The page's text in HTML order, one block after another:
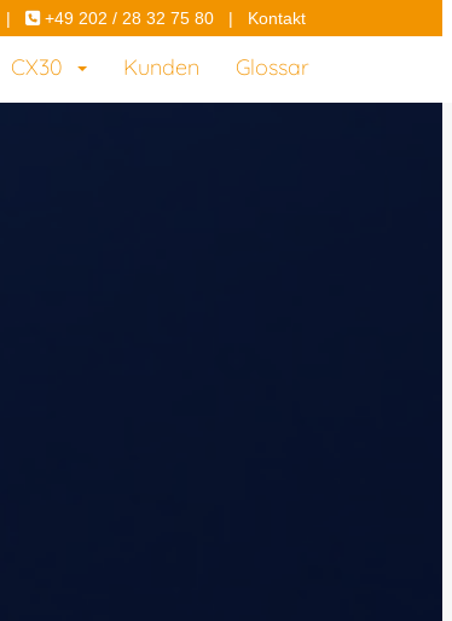
| +49 202 / 28 32 75 80 | Kontakt
CX30 Kunden Glossar